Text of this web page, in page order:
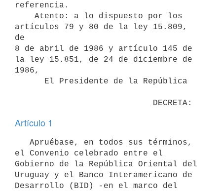
referencia.
artículos 79 y 80 de la ley 15.809,
de
8 de abril de 1986 y artículo 145 de
la ley 15.851, de 24 de diciembre de
1986,
Artículo 1
el Convenio celebrado entre el
Gobierno de la República Oriental del
Uruguay y el Banco Interamericano de
Desarrollo (BID) -en el marco del